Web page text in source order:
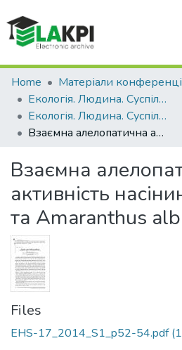
Communities & Collections
All of DSpace
Statistics
Home
Екологія. Людина. Суспільство
Екологія. Людина. Суспільство (17 ; 2014 ; Київ)
Взаємна алелопатична активність насінин Zea mays L. та Amaranthus albus L.
Взаємна
активність
та Amaranthus
Files
EHS-17_2014_S1_p52-54.pdf